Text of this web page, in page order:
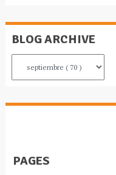
BLOG ARCHIVE
PAGES